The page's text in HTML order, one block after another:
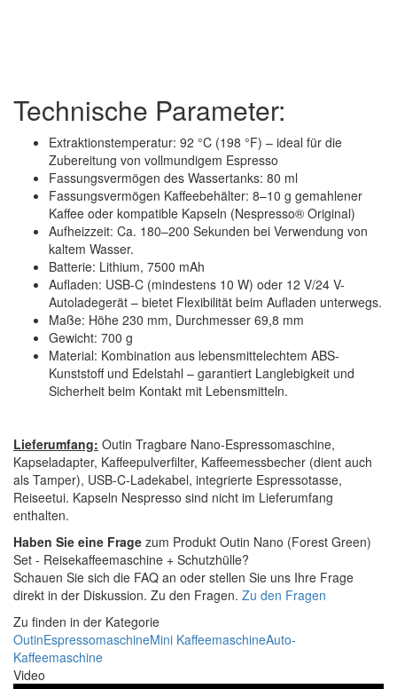
Technische Parameter:
Extraktionstemperatur: 92 °C (198 °F) – ideal für die
Zubereitung von vollmundigem Espresso
Fassungsvermögen des Wassertanks: 80 ml
Fassungsvermögen Kaffeebehälter: 8–10 g gemahlener
Kaffee oder kompatible Kapseln (Nespresso® Original)
Aufheizzeit: Ca. 180–200 Sekunden bei Verwendung von
kaltem Wasser.
Batterie: Lithium, 7500 mAh
Aufladen: USB-C (mindestens 10 W) oder 12 V/24 V-
Autoladegerät – bietet Flexibilität beim Aufladen unterwegs.
Maße: Höhe 230 mm, Durchmesser 69,8 mm
Gewicht: 700 g
Material: Kombination aus lebensmittelechtem ABS-
Kunststoff und Edelstahl – garantiert Langlebigkeit und
Sicherheit beim Kontakt mit Lebensmitteln.
Lieferumfang: Outin Tragbare Nano-Espressomaschine,
Kapseladapter, Kaffeepulverfilter, Kaffeemessbecher (dient auch
als Tamper), USB-C-Ladekabel, integrierte Espressotasse,
Reiseetui. Kapseln Nespresso sind nicht im Lieferumfang
enthalten.
Haben Sie eine Frage zum Produkt Outin Nano (Forest Green)
Set - Reisekaffeemaschine + Schutzhülle?
Schauen Sie sich die FAQ an oder stellen Sie uns Ihre Frage
direkt in der Diskussion. Zu den Fragen. Zu den Fragen
Zu finden in der Kategorie
OutinEspressomaschineMini KaffeemaschineAuto-
Kaffeemaschine
Video